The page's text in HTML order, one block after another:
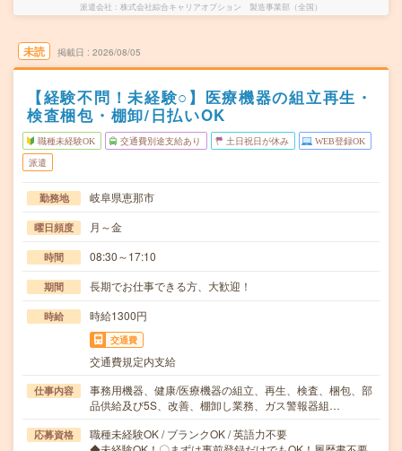
派遣会社 株式会社綜合キャリアオプション 製造事業部（全国）
未読 掲載日 2026/08/05
【経験不問！未経験○】医療機器の組立再生・
検査梱包・棚卸/日払いOK
職種未経験OK 交通費別途支給あり 土日祝日が休み WEB登録OK
派遣
勤務地 岐阜県恵那市
曜日頻度 月～金
時間 08:30～17:10
期間 長期でお仕事できる方、大歓迎！
時給 時給1300円
交通費
交通費規定内支給
仕事内容
事務用機器、健康/医療機器の組立、再生、検査、梱包、部
品供給及び5S、改善、棚卸し業務、ガス警報器組…
応募資格
職種未経験OK / ブランクOK / 英語力不要